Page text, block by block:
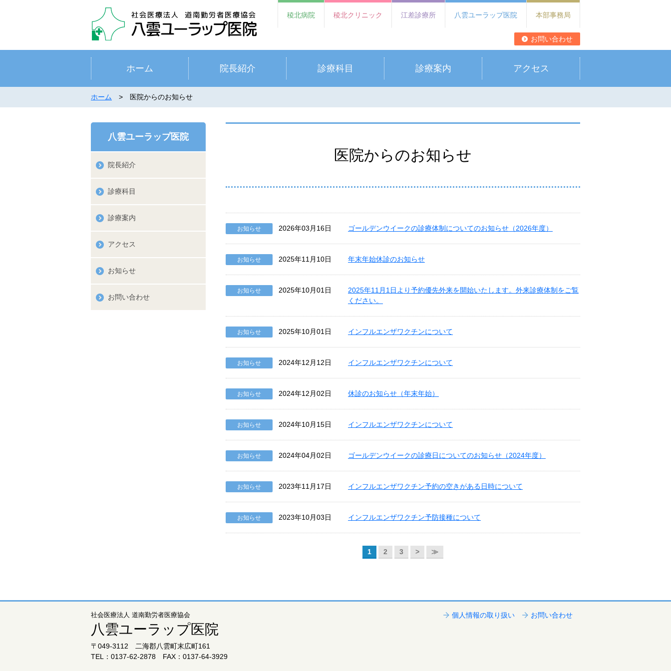
稜北病院 稜北クリニック 江差診療所 八雲ユーラップ医院 本部事務局
お問い合わせ
ホーム 院長紹介 診療科目 診療案内 アクセス
ホーム > 医院からのお知らせ
医院からのお知らせ
お知らせ 2026年03月16日 ゴールデンウイークの診療体制についてのお知らせ（2026年度）
お知らせ 2025年11月10日 年末年始休診のお知らせ
お知らせ 2025年10月01日
2025年11月1日より予約優先外来を開始いたします。外来診療体制をご覧
ください。
お知らせ 2025年10月01日 インフルエンザワクチンについて
お知らせ 2024年12月12日 インフルエンザワクチンについて
お知らせ 2024年12月02日 休診のお知らせ（年末年始）
お知らせ 2024年10月15日 インフルエンザワクチンについて
お知らせ 2024年04月02日 ゴールデンウイークの診療日についてのお知らせ（2024年度）
お知らせ 2023年11月17日 インフルエンザワクチン予約の空きがある日時について
お知らせ 2023年10月03日 インフルエンザワクチン予防接種について
1 2 3 > ≫
八雲ユーラップ医院
院長紹介
診療科目
診療案内
アクセス
お知らせ
お問い合わせ
個人情報の取り扱い お問い合わせ
社会医療法人 道南勤労者医療協会
八雲ユーラップ医院
〒049-3112 二海郡八雲町末広町161
TEL：0137-62-2878 FAX：0137-64-3929